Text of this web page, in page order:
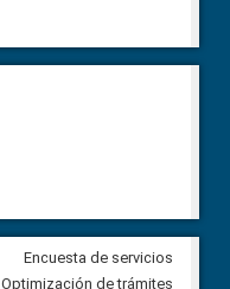
CPCCS convoca a Veeduría
Ciudadana para vigilar el
Encuesta de servicios
Optimización de trámites